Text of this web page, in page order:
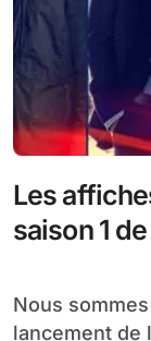
Les
saison 1
Nous sommes désormais à 11 jours du
lancement de